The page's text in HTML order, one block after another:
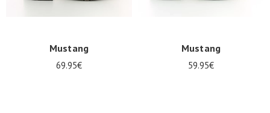
Mustang
69.95€
Mustang
59.95€